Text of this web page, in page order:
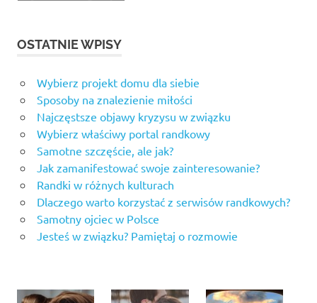
OSTATNIE WPISY
Wybierz projekt domu dla siebie
Sposoby na znalezienie miłości
Najczęstsze objawy kryzysu w związku
Wybierz właściwy portal randkowy
Samotne szczęście, ale jak?
Jak zamanifestować swoje zainteresowanie?
Randki w różnych kulturach
Dlaczego warto korzystać z serwisów randkowych?
Samotny ojciec w Polsce
Jesteś w związku? Pamiętaj o rozmowie